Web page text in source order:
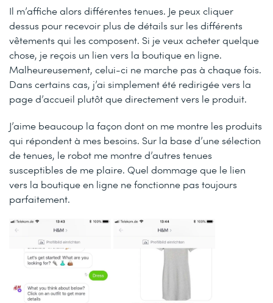
Il m’affiche alors différentes tenues. Je peux cliquer
dessus pour recevoir plus de détails sur les différents
vêtements qui les composent. Si je veux acheter quelque
chose, je reçois un lien vers la boutique en ligne.
Malheureusement, celui-ci ne marche pas à chaque fois.
Dans certains cas, j’ai simplement été redirigée vers la
page d’accueil plutôt que directement vers le produit.
J’aime beaucoup la façon dont on me montre les produits
qui répondent à mes besoins. Sur la base d’une sélection
de tenues, le robot me montre d’autres tenues
susceptibles de me plaire. Quel dommage que le lien
vers la boutique en ligne ne fonctionne pas toujours
parfaitement.